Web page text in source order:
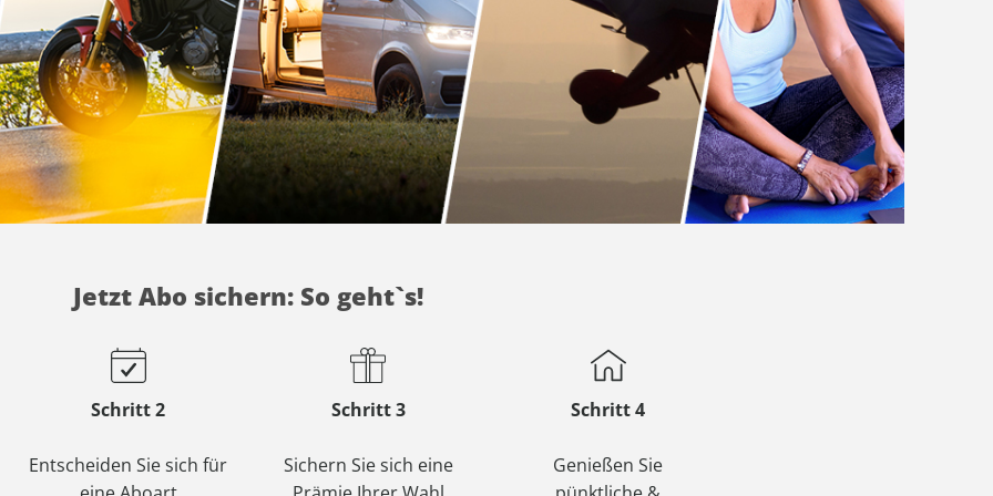
Jetzt Abo sichern: So geht`s!
Schritt 2
Entscheiden Sie sich für
Schritt 3
Sichern Sie sich eine
Schritt 4
Genießen Sie